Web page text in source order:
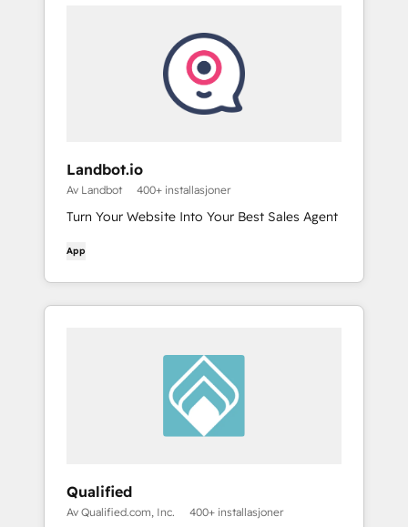
Landbot.io
Av Landbot 400+ installasjoner
Turn Your Website Into Your Best Sales Agent
App
Qualified
Av Qualified.com, Inc. 400+ installasjoner